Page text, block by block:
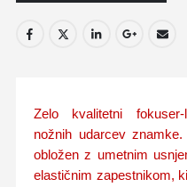
Zelo kvalitetni
nožnih udarcev
obložen z umetnim
elastičnim zapestnikom,